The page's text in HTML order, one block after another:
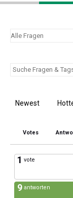
Newest
Votes
1 vote
9 antworten